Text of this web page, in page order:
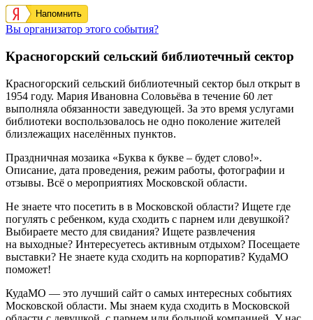
Напомнить
Вы организатор этого события?
Красногорский сельский библиотечный сектор
Красногорский сельский библиотечный сектор был открыт в
1954 году. Мария Ивановна Соловьёва в течение 60 лет
выполняла обязанности заведующей. За это время услугами
библиотеки воспользовалось не одно поколение жителей
близлежащих населённых пунктов.
Праздничная мозаика «Буква к букве – будет слово!».
Описание, дата проведения, режим работы, фотографии и
отзывы. Всё о мероприятиях Московской области.
Не знаете что посетить в в Московской области? Ищете где
погулять с ребенком, куда сходить с парнем или девушкой?
Выбираете место для свидания? Ищете развлечения
на выходные? Интересуетесь активным отдыхом? Посещаете
выставки? Не знаете куда сходить на корпоратив? КудаМО
поможет!
КудаМО — это лучший сайт о самых интересных событиях
Московской области. Мы знаем куда сходить в Московской